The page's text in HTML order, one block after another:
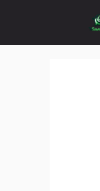
content